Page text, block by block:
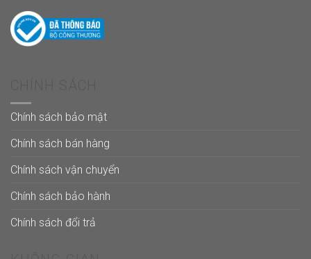
Chính sách bảo mật
Chính sách bán hàng
Chính sách vận chuyển
Chính sách bảo hành
Chính sách đổi trả